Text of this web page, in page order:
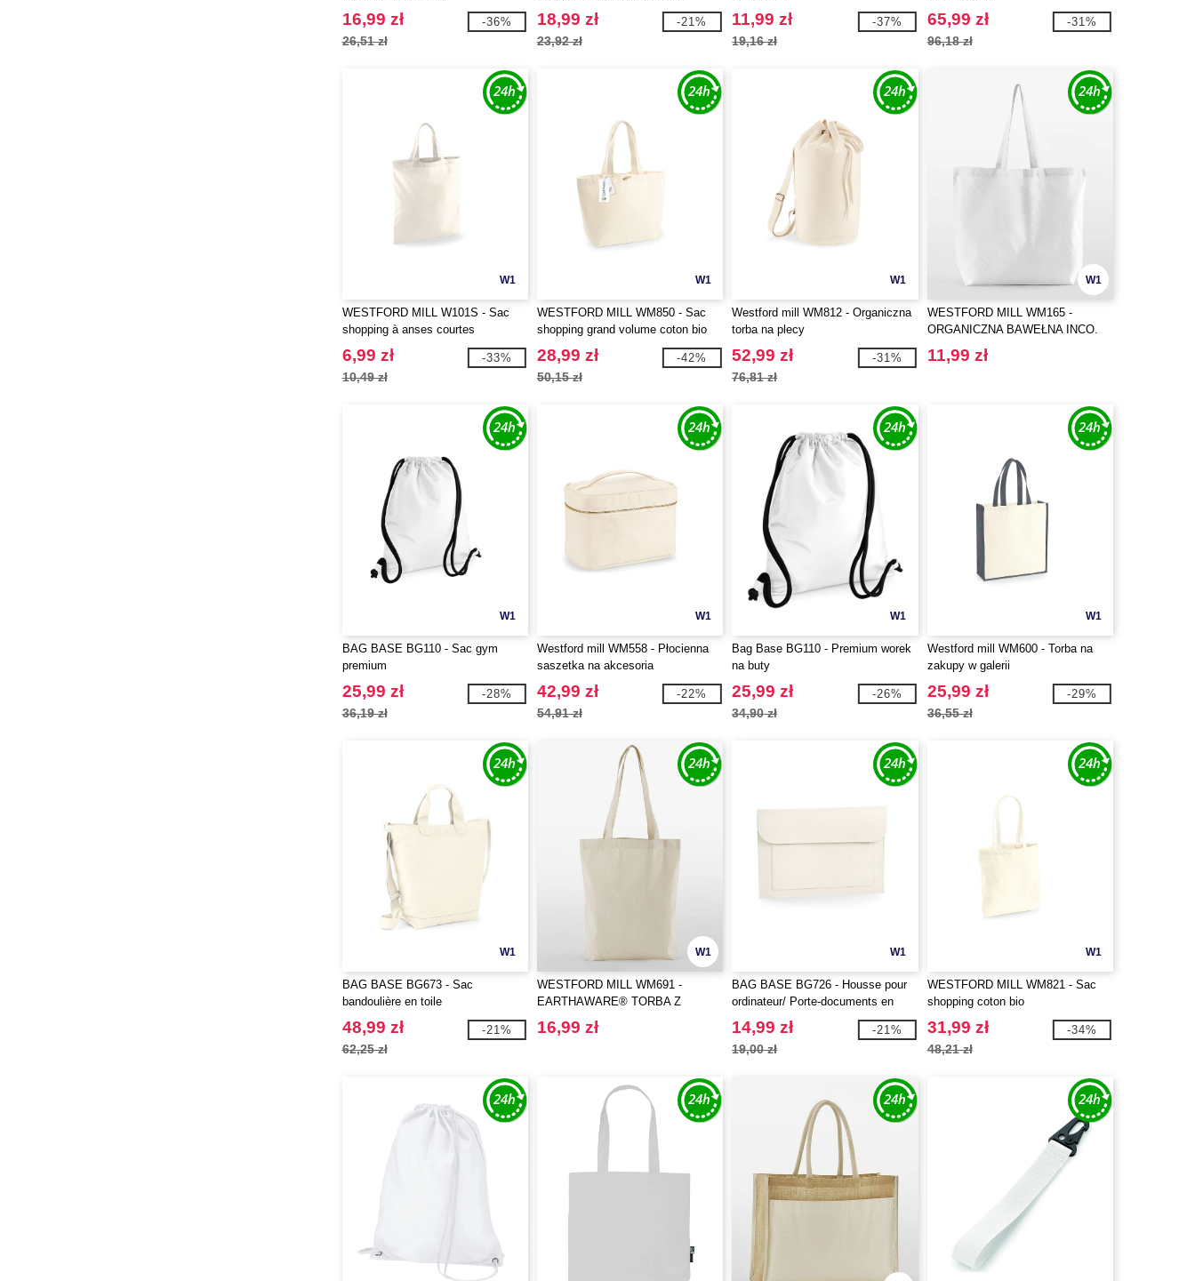
16,99 zł
26,51 zł
-36%
jutowego
18,99 zł
23,92 zł
-21% 11,99 zł
19,16 zł
-37% 65,99 zł
96,18 zł
-31%
W1
WESTFORD MILL W101S - Sac
shopping à anses courtes
6,99 zł
10,49 zł
-33%
W1
WESTFORD MILL WM850 - Sac
shopping grand volume coton bio
28,99 zł
50,15 zł
-42%
W1
Westford mill WM812 - Organiczna
torba na plecy
52,99 zł
76,81 zł
-31%
W1
WESTFORD MILL WM165 -
ORGANICZNA BAWEŁNA INCO.
MAXI TORBA NA CAŁE ŻYCIE
11,99 zł
W1
BAG BASE BG110 - Sac gym
premium
25,99 zł
36,19 zł
-28%
W1
Westford mill WM558 - Płocienna
saszetka na akcesoria
42,99 zł
54,91 zł
-22%
W1
Bag Base BG110 - Premium worek
na buty
25,99 zł
34,90 zł
-26%
W1
Westford mill WM600 - Torba na
zakupy w galerii
25,99 zł
36,55 zł
-29%
W1
BAG BASE BG673 - Sac
bandoulière en toile
48,99 zł
62,25 zł
-21%
W1
WESTFORD MILL WM691 -
EARTHAWARE® TORBA Z
BAWEŁNY ORGANICZNEJ
16,99 zł
W1
BAG BASE BG726 - Housse pour
ordinateur/ Porte-documents en
feutrine
14,99 zł
19,00 zł
-21%
W1
WESTFORD MILL WM821 - Sac
shopping coton bio
31,99 zł
48,21 zł
-34%